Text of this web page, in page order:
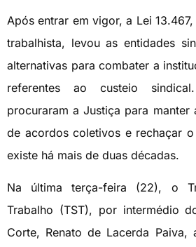
Após entrar em vigor, a Lei
trabalhista, levou as entidades
alternativas para combater a
referentes ao custeio
procuraram a Justiça para
de acordos coletivos e rechaçar o
existe há mais de duas décadas.
Na última terça-feira (22), o
Trabalho (TST), por intermédio
Corte, Renato de Lacerda Paiva,